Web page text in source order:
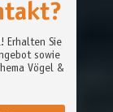
Erhalten Sie
sowie
Vögel &